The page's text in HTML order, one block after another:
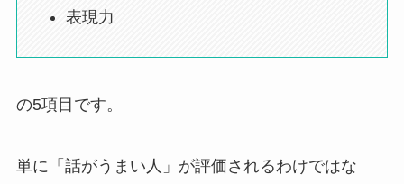
表現力
の5項目です。
単に「話がうまい人」が評価されるわけではな